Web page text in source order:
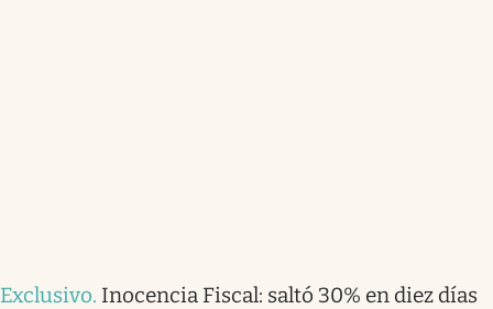
Exclusivo. Inocencia Fiscal: saltó 30% en diez días